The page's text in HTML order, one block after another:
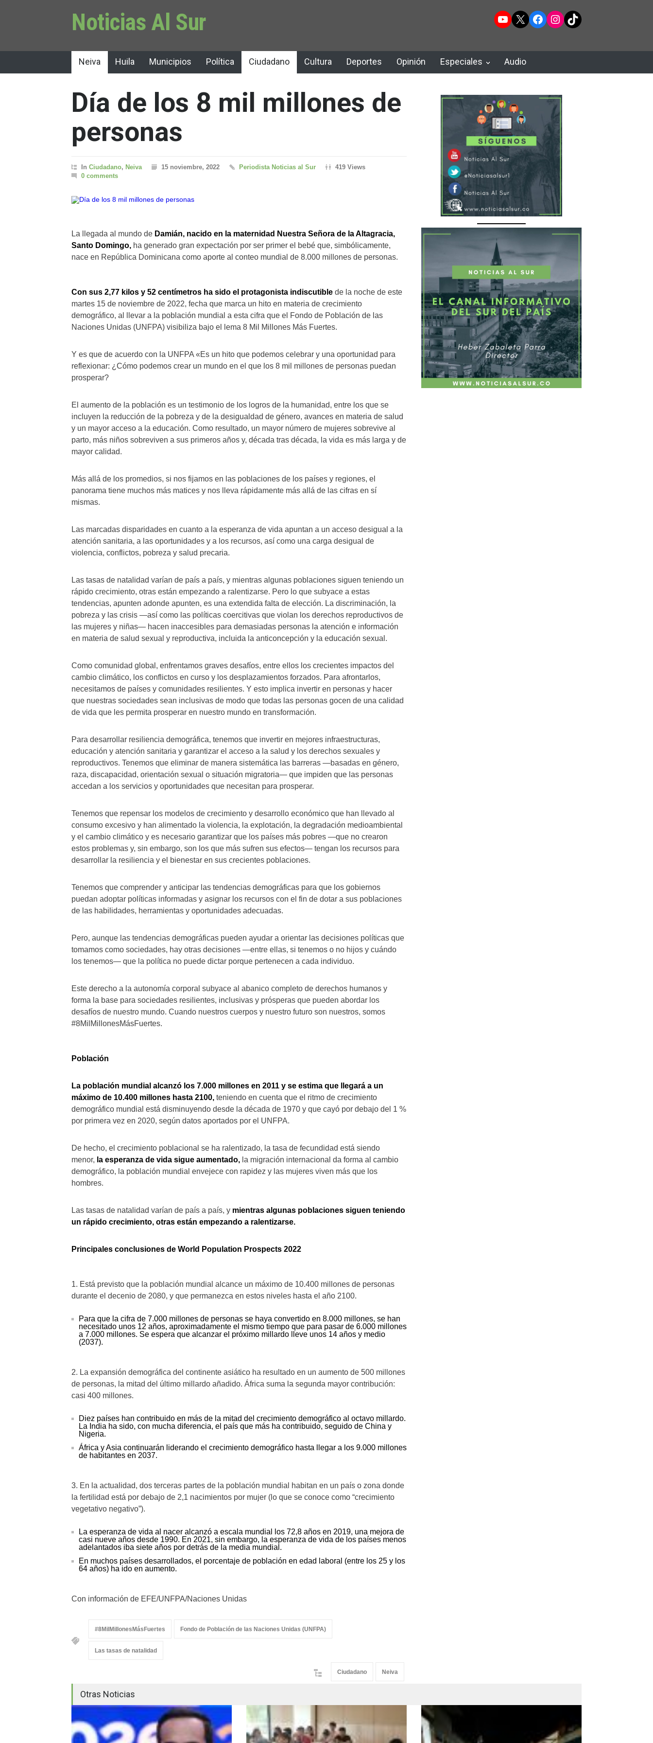
Noticias Al Sur YouTube
X Facebook
Instagram
TikTok
Neiva Huila Municipios Política Ciudadano Cultura Deportes Opinión Especiales Audio
Día de los 8 mil millones de
personas
In Ciudadano, Neiva 15 noviembre, 2022 Periodista Noticias al Sur
419 Views
0 comments
La llegada al mundo de Damián, nacido en la maternidad Nuestra Señora de la Altagracia,
Santo Domingo, ha generado gran expectación por ser primer el bebé que, simbólicamente,
nace en República Dominicana como aporte al conteo mundial de 8.000 millones de personas.
Con sus 2,77 kilos y 52 centímetros ha sido el protagonista indiscutible de la noche de este
martes 15 de noviembre de 2022, fecha que marca un hito en materia de crecimiento
demográfico, al llevar a la población mundial a esta cifra que el Fondo de Población de las
Naciones Unidas (UNFPA) visibiliza bajo el lema 8 Mil Millones Más Fuertes.
Y es que de acuerdo con la UNFPA «Es un hito que podemos celebrar y una oportunidad para
reflexionar: ¿Cómo podemos crear un mundo en el que los 8 mil millones de personas puedan
prosperar?
El aumento de la población es un testimonio de los logros de la humanidad, entre los que se
incluyen la reducción de la pobreza y de la desigualdad de género, avances en materia de salud
y un mayor acceso a la educación. Como resultado, un mayor número de mujeres sobrevive al
parto, más niños sobreviven a sus primeros años y, década tras década, la vida es más larga y de
mayor calidad.
Más allá de los promedios, si nos fijamos en las poblaciones de los países y regiones, el
panorama tiene muchos más matices y nos lleva rápidamente más allá de las cifras en sí
mismas.
Las marcadas disparidades en cuanto a la esperanza de vida apuntan a un acceso desigual a la
atención sanitaria, a las oportunidades y a los recursos, así como una carga desigual de
violencia, conflictos, pobreza y salud precaria.
Las tasas de natalidad varían de país a país, y mientras algunas poblaciones siguen teniendo un
rápido crecimiento, otras están empezando a ralentizarse. Pero lo que subyace a estas
tendencias, apunten adonde apunten, es una extendida falta de elección. La discriminación, la
pobreza y las crisis —así como las políticas coercitivas que violan los derechos reproductivos de
las mujeres y niñas— hacen inaccesibles para demasiadas personas la atención e información
en materia de salud sexual y reproductiva, incluida la anticoncepción y la educación sexual.
Como comunidad global, enfrentamos graves desafíos, entre ellos los crecientes impactos del
cambio climático, los conflictos en curso y los desplazamientos forzados. Para afrontarlos,
necesitamos de países y comunidades resilientes. Y esto implica invertir en personas y hacer
que nuestras sociedades sean inclusivas de modo que todas las personas gocen de una calidad
de vida que les permita prosperar en nuestro mundo en transformación.
Para desarrollar resiliencia demográfica, tenemos que invertir en mejores infraestructuras,
educación y atención sanitaria y garantizar el acceso a la salud y los derechos sexuales y
reproductivos. Tenemos que eliminar de manera sistemática las barreras —basadas en género,
raza, discapacidad, orientación sexual o situación migratoria— que impiden que las personas
accedan a los servicios y oportunidades que necesitan para prosperar.
Tenemos que repensar los modelos de crecimiento y desarrollo económico que han llevado al
consumo excesivo y han alimentado la violencia, la explotación, la degradación medioambiental
y el cambio climático y es necesario garantizar que los países más pobres —que no crearon
estos problemas y, sin embargo, son los que más sufren sus efectos— tengan los recursos para
desarrollar la resiliencia y el bienestar en sus crecientes poblaciones.
Tenemos que comprender y anticipar las tendencias demográficas para que los gobiernos
puedan adoptar políticas informadas y asignar los recursos con el fin de dotar a sus poblaciones
de las habilidades, herramientas y oportunidades adecuadas.
Pero, aunque las tendencias demográficas pueden ayudar a orientar las decisiones políticas que
tomamos como sociedades, hay otras decisiones —entre ellas, si tenemos o no hijos y cuándo
los tenemos— que la política no puede dictar porque pertenecen a cada individuo.
Este derecho a la autonomía corporal subyace al abanico completo de derechos humanos y
forma la base para sociedades resilientes, inclusivas y prósperas que pueden abordar los
desafíos de nuestro mundo. Cuando nuestros cuerpos y nuestro futuro son nuestros, somos
#8MilMillonesMásFuertes.
Población
La población mundial alcanzó los 7.000 millones en 2011 y se estima que llegará a un
máximo de 10.400 millones hasta 2100, teniendo en cuenta que el ritmo de crecimiento
demográfico mundial está disminuyendo desde la década de 1970 y que cayó por debajo del 1 %
por primera vez en 2020, según datos aportados por el UNFPA.
De hecho, el crecimiento poblacional se ha ralentizado, la tasa de fecundidad está siendo
menor, la esperanza de vida sigue aumentado, la migración internacional da forma al cambio
demográfico, la población mundial envejece con rapidez y las mujeres viven más que los
hombres.
Las tasas de natalidad varían de país a país, y mientras algunas poblaciones siguen teniendo
un rápido crecimiento, otras están empezando a ralentizarse.
Principales conclusiones de World Population Prospects 2022
1. Está previsto que la población mundial alcance un máximo de 10.400 millones de personas
durante el decenio de 2080, y que permanezca en estos niveles hasta el año 2100.
Para que la cifra de 7.000 millones de personas se haya convertido en 8.000 millones, se han
necesitado unos 12 años, aproximadamente el mismo tiempo que para pasar de 6.000 millones
a 7.000 millones. Se espera que alcanzar el próximo millardo lleve unos 14 años y medio
(2037).
2. La expansión demográfica del continente asiático ha resultado en un aumento de 500 millones
de personas, la mitad del último millardo añadido. África suma la segunda mayor contribución:
casi 400 millones.
Diez países han contribuido en más de la mitad del crecimiento demográfico al octavo millardo.
La India ha sido, con mucha diferencia, el país que más ha contribuido, seguido de China y
Nigeria.
África y Asia continuarán liderando el crecimiento demográfico hasta llegar a los 9.000 millones
de habitantes en 2037.
3. En la actualidad, dos terceras partes de la población mundial habitan en un país o zona donde
la fertilidad está por debajo de 2,1 nacimientos por mujer (lo que se conoce como “crecimiento
vegetativo negativo”).
La esperanza de vida al nacer alcanzó a escala mundial los 72,8 años en 2019, una mejora de
casi nueve años desde 1990. En 2021, sin embargo, la esperanza de vida de los países menos
adelantados iba siete años por detrás de la media mundial.
En muchos países desarrollados, el porcentaje de población en edad laboral (entre los 25 y los
64 años) ha ido en aumento.
Con información de EFE/UNFPA/Naciones Unidas
#8MilMillonesMásFuertes Fondo de Población de las Naciones Unidas (UNFPA)
Las tasas de natalidad
Ciudadano Neiva
Otras Noticias